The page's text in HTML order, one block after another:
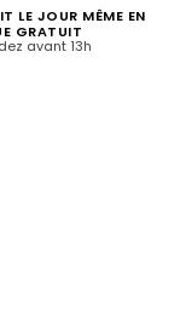
LE JOUR MÊME EN
GRATUIT
avant 13h